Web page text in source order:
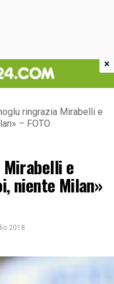
ringrazia Mirabelli e
– FOTO
e
niente Milan»
2018
×